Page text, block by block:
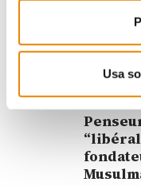
Usa
RELIGION